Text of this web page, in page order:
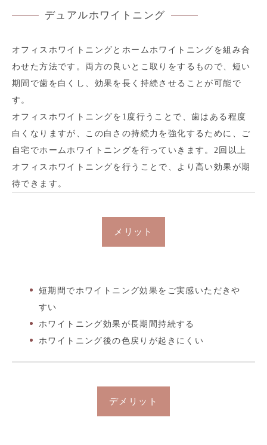
デュアルホワイトニング
オフィスホワイトニングとホームホワイトニングを組み合
わせた方法です。両方の良いとこ取りをするもので、短い
期間で歯を白くし、効果を長く持続させることが可能で
す。
オフィスホワイトニングを1度行うことで、歯はある程度
白くなりますが、この白さの持続力を強化するために、ご
自宅でホームホワイトニングを行っていきます。2回以上
オフィスホワイトニングを行うことで、より高い効果が期
待できます。
メリット
短期間でホワイトニング効果をご実感いただきや
すい
ホワイトニング効果が長期間持続する
ホワイトニング後の色戻りが起きにくい
デメリット